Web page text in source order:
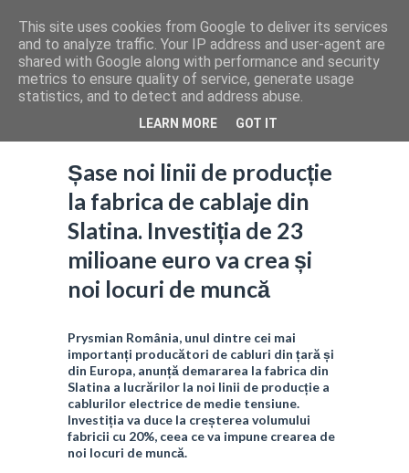
Șase noi linii de producție
la fabrica de cablaje din
Slatina. Investiția de 23
milioane euro va crea și
noi locuri de muncă
Prysmian România, unul dintre cei mai
importanți producători de cabluri din țară și
din Europa, anunță demararea la fabrica din
Slatina a lucrărilor la noi linii de producție a
cablurilor electrice de medie tensiune.
Investiția va duce la creșterea volumului
fabricii cu 20%, ceea ce va impune crearea de
noi locuri de muncă.
This site uses cookies from Google to deliver its services
and to analyze traffic. Your IP address and user-agent are
shared with Google along with performance and security
metrics to ensure quality of service, generate usage
statistics, and to detect and address abuse.
LEARN MORE GOT IT